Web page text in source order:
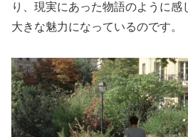
り、現実にあった物語のように
大きな魅力になっているのです。